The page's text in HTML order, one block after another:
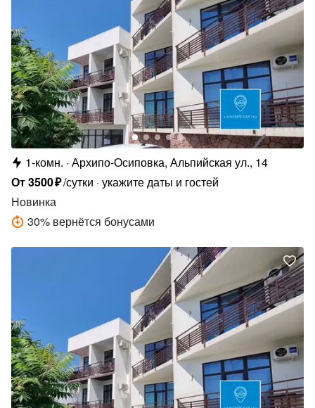
1-комн. Архипо-Осиповка, Альпийская ул., 14
От3500₽/сутки укажите даты и гостей
Новинка
30% вернётся бонусами